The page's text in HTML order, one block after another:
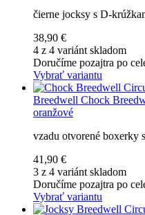
čierne jocksy s D-
38,90 €
4 z 4 variánt skladom
Doručíme pozajtra po
Vybrať variantu
Breedwell Chock
oranžové
vzadu otvorené boxerky
41,90 €
3 z 4 variánt skladom
Doručíme pozajtra po
Vybrať variantu